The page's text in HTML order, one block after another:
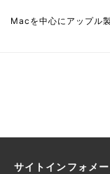
Macを中心にアップル
サイトインフォメ